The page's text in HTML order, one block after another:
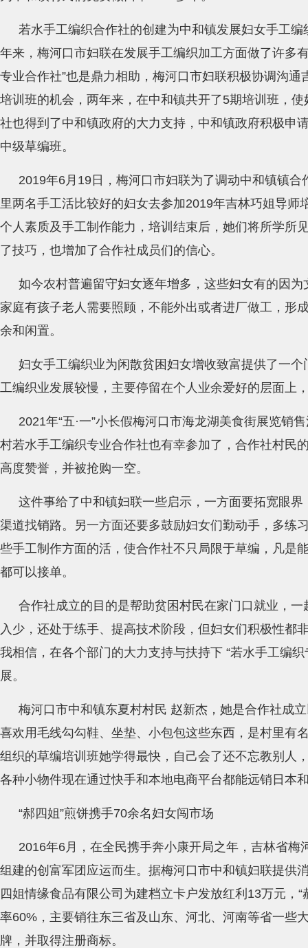
若水手工编织合作社的创建为中和镇发展妇女手工
年来，梅河口市妇联在发展手工编织加工方面做了许多
专业合作社”也是鼎力相助，梅河口市妇联积极协调沟
培训班的机会，两年来，在中和镇共开了5期培训班，
社也得到了中和镇政府的大力支持，中和镇政府积极申
中级草编班。
2019年6月19日，梅河口市妇联为了调动中和镇镇
里两名手工活比较好的妇女去参加2019年吉林巧姐导师
个人素质及手工制作能力，培训结束后，她们将所学所
了技巧，也增加了合作社成员们的信心。
如今农村普遍留守妇女逐年增多，这些妇女有的因
家庭有孩子老人需要照顾，不能外出或者进厂做工，形
余和闲置。
妇女手工编织业为闲散贫困妇女增收致富提供了一
工编织业发展较慢，主要停留在个人业余爱好的层面上
2021年“五·一”小长假梅河口市海龙湖美食街展览销
村若水手工编织专业合作社也有幸参加了，合作社村民
高度赞誉，并被抢购一空。
这件事给了中和镇妇联一些启示，一方面要拓宽眼
渠道找销路。另一方面还要多鼓励妇女们勤动手，多练
些手工制作方面的活，使合作社不只局限于草编，凡是
都可以接单。
合作社成立的目的是帮助贫困村民在家门口就业，
入少，还处于练手、提高技术阶段，但妇女们积极性都
我相信，在各个部门的大力支持与扶持下 “若水手工编
展。
梅河口市中和镇东夏村村民 赵新杰，她是合作社成
喜欢用毛线勾勾鞋、坐垫、小包包这些东西，是村里有
组织的草编培训班她学得最快，自己会了还不忘教别人
各种小物件现在通过快手和本地电商平台都能远销日本
“郝四姐”煎饼携手70余名妇女闯市场
2016年6月，在全民携手奔小康开局之年，吉林省梅
组建的创富军团应运而生。据梅河口市中和镇妇联提供
四姐情缘食品有限公司为建档立卡户发放红利13万元，
率60%，主要销往东三省及山东、河北、河南等省一些
牌，并取得注册商标。